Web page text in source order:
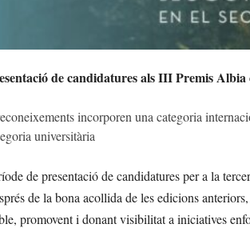
de candidatures als III Premis Albia
incorporen una categoria
universitària
de presentació de candidatures per a la
de la bona acollida de les edicions
promovent i donant visibilitat a iniciatives